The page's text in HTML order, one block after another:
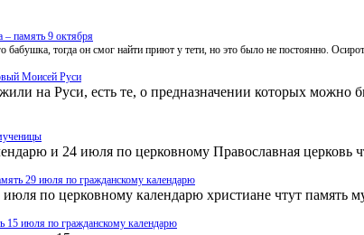
– память 9 октября
бабушка, тогда он смог найти приют у тети, но это было не постоянно.
Моисей Руси
на Руси, есть те, о предназначении которых можно
и 24 июля по церковному Православная
29 июля по гражданскому календарю
по церковному календарю христиане чтут память
июля по гражданскому календарю